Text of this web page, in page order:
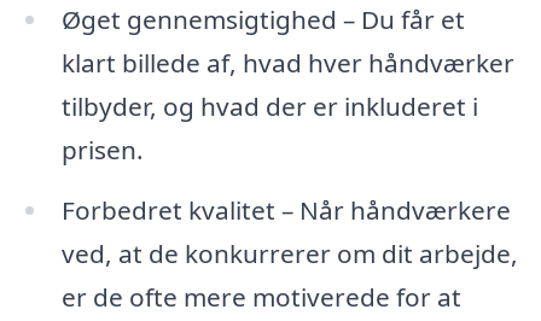
Øget gennemsigtighed – Du får et
klart billede af, hvad hver håndværker
tilbyder, og hvad der er inkluderet i
prisen.
Forbedret kvalitet – Når håndværkere
ved, at de konkurrerer om dit arbejde,
er de ofte mere motiverede for at